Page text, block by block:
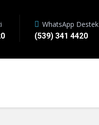
WhatsApp Destek
(539) 341 4420